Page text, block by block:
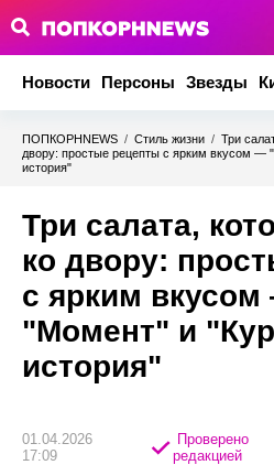
Новости Персоны Звезды
ПОПКОРНNEWS / Стиль жизни / Три
двору: простые рецепты с ярким вкусом —
история"
Три салата,
ко двору:
с ярким
"Момент" и
история"
01.04.2026
17:09
Проверено
редакцией